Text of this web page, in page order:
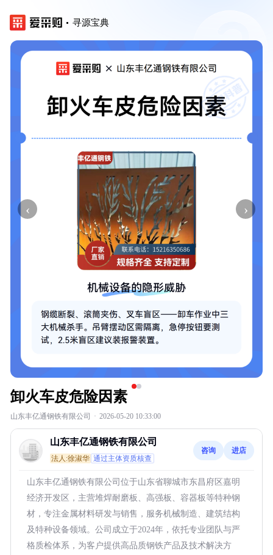
寻源宝典
‹ ›
卸火车皮危险因素
山东丰亿通钢铁有限公司 · 2026-05-20 10:33:00
山东丰亿通钢铁有限公司
法人:徐淑华 通过主体资质核查
咨询 进店
山东丰亿通钢铁有限公司位于山东省聊城市东昌府区嘉明
经济开发区，主营堆焊耐磨板、高强板、容器板等特种钢
材，专注金属材料研发与销售，服务机械制造、建筑结构
及特种设备领域。公司成立于2024年，依托专业团队与严
格质检体系，为客户提供高品质钢铁产品及技术解决方